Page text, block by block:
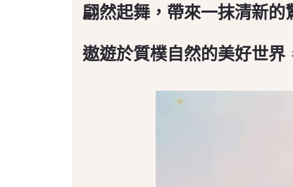
翩然起舞，帶來一抹清新
遨遊於質樸自然的美好世界